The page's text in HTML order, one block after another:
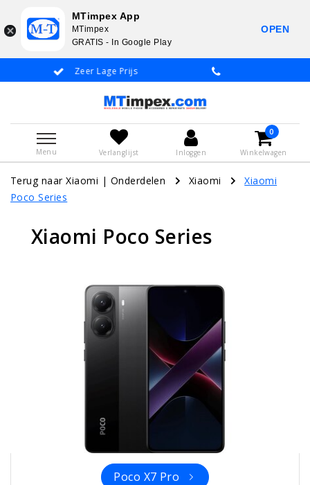
Whatsapp +31 651 919 833 / +31 38 337 3797
Menu Verlanglijst Inloggen
0
Winkelwagen
Terug naar Xiaomi | Onderdelen Xiaomi
Xiaomi
Poco Series
Xiaomi Poco Series
Poco X7 Pro
MTimpex App
MTimpex
GRATIS - In Google Play
OPEN